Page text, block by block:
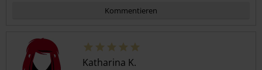
Kommentieren
Katharina K.